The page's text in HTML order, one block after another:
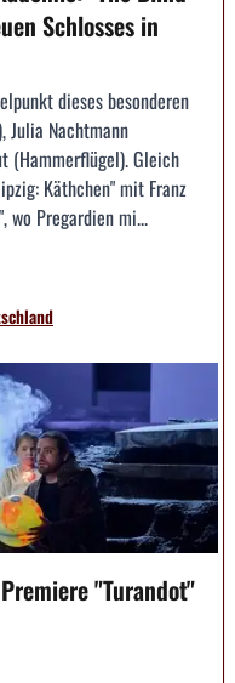
Schlosses in
dieses besonderen
Julia Nachtmann
(Hammerflügel). Gleich
Käthchen" mit Franz
wo Pregardien mi...
Premiere "Turandot"